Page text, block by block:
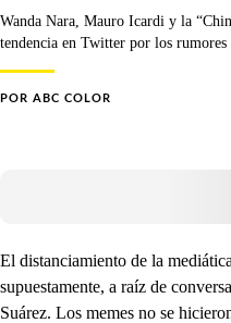
Wanda Nara, Mauro Icardi y la
tendencia en Twitter por los rumores
POR ABC COLOR
El distanciamiento de la
supuestamente, a raíz de
Suárez. Los memes no se